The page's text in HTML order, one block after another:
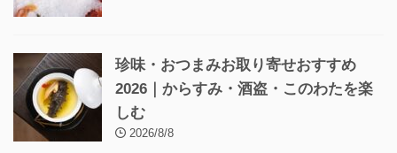
珍味・おつまみお取り寄せおすすめ
2026｜からすみ・酒盗・このわたを楽
しむ
2026/8/8